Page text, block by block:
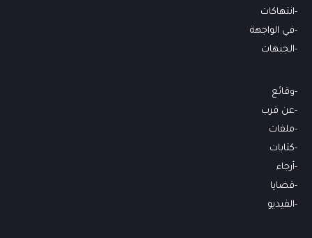
انتهاكات
في الواجهة
الجبهات
وقائع
عن قرب
ملفات
كتابات
أرجاء
قضايا
الفيديو